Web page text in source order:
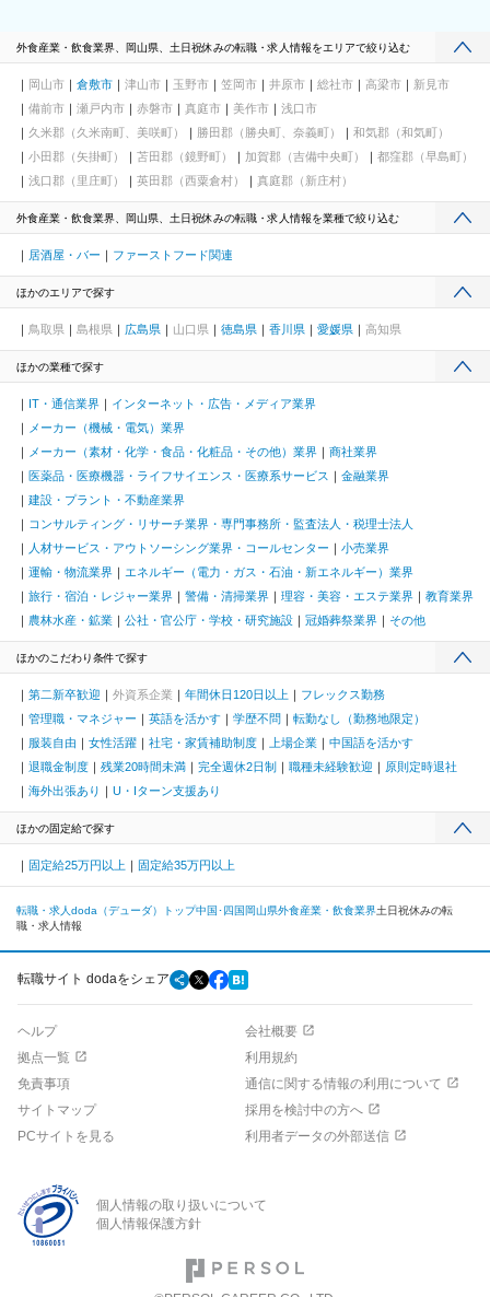
外食産業・飲食業界、岡山県、土日祝休みの転職・求人情報をエリアで絞り込む
岡山市 倉敷市 津山市 玉野市 笠岡市 井原市 総社市 高梁市
新見市
備前市
瀬戸内市 赤磐市 真庭市 美作市
浅口市
久米郡（久米南町、美咲町）
勝田郡（勝央町、奈義町）
和気郡（和気町）
小田郡（矢掛町）
苫田郡（鏡野町） 加賀郡（吉備中央町）
都窪郡（早島町）
浅口郡（里庄町）
英田郡（西粟倉村） 真庭郡（新庄村）
外食産業・飲食業界、岡山県、土日祝休みの転職・求人情報を業種で絞り込む
居酒屋・バー ファーストフード関連
ほかのエリアで探す
鳥取県 島根県 広島県 山口県 徳島県 香川県 愛媛県 高知県
ほかの業種で探す
IT・通信業界
インターネット・広告・メディア業界
メーカー（機械・電気）業界
メーカー（素材・化学・食品・化粧品・その他）業界
商社業界
医薬品・医療機器・ライフサイエンス・医療系サービス
金融業界
建設・プラント・不動産業界
コンサルティング・リサーチ業界・専門事務所・監査法人・税理士法人
人材サービス・アウトソーシング業界・コールセンター
小売業界
運輸・物流業界
エネルギー（電力・ガス・石油・新エネルギー）業界
旅行・宿泊・レジャー業界
警備・清掃業界 理容・美容・エステ業界
教育業界
農林水産・鉱業
公社・官公庁・学校・研究施設 冠婚葬祭業界 その他
ほかのこだわり条件で探す
第二新卒歓迎 外資系企業 年間休日120日以上
フレックス勤務
管理職・マネジャー
英語を活かす 学歴不問
転勤なし（勤務地限定）
服装自由
女性活躍 社宅・家賃補助制度 上場企業
中国語を活かす
退職金制度
残業20時間未満 完全週休2日制 職種未経験歓迎
原則定時退社
海外出張あり
U・Iターン支援あり
ほかの固定給で探す
固定給25万円以上 固定給35万円以上
転職・求人doda（デューダ）トップ中国･四国 岡山県外食産業・飲食業界土日祝休みの転
職・求人情報
転職サイト dodaをシェア
ヘルプ
会社概要
拠点一覧
利用規約
免責事項
通信に関する情報の利用について
サイトマップ
採用を検討中の方へ
PCサイトを見る
利用者データの外部送信
個人情報の取り扱いについて
個人情報保護方針